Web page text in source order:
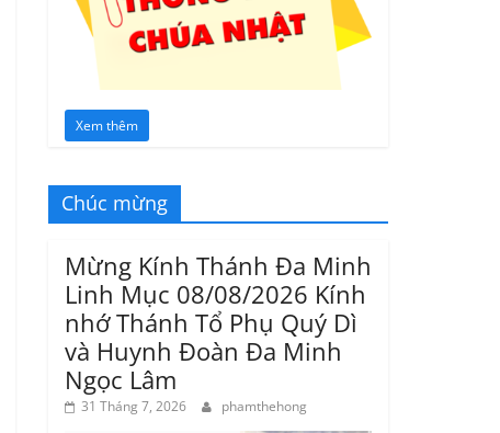
Xem thêm
Chúc mừng
Mừng Kính Thánh Đa Minh
Linh Mục 08/08/2026 Kính
nhớ Thánh Tổ Phụ Quý Dì
và Huynh Đoàn Đa Minh
Ngọc Lâm
31 Tháng 7, 2026 phamthehong